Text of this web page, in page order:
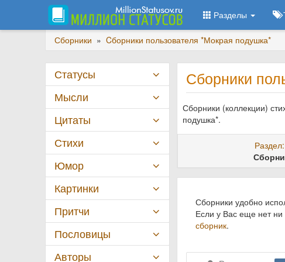
Разделы
Сборники » Cборники пользователя *Мокрая подушка*
Сборники
Сборники (коллекции)
подушка*.
Раздел:
Сборники удобно
Если у Вас еще нет
сборник.
Статусы
Мысли
Цитаты
Стихи
Юмор
Картинки
Притчи
Пословицы
Авторы